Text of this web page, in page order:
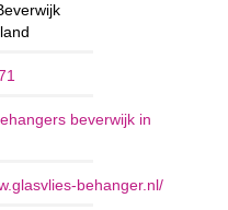
beverwijk in
behanger.nl/